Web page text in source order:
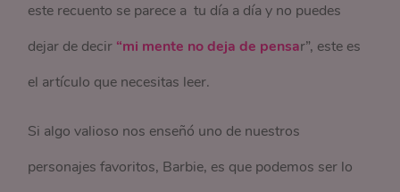
este recuento se parece a tu día a día y no puedes
dejar de decir “mi mente no deja de pensar”, este es
el artículo que necesitas leer.
Si algo valioso nos enseñó uno de nuestros
personajes favoritos, Barbie, es que podemos ser lo